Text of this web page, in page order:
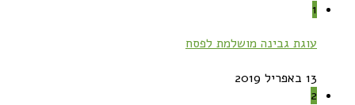
1
עוגת גבינה מושלמת לפסח
13 באפריל 2019
2